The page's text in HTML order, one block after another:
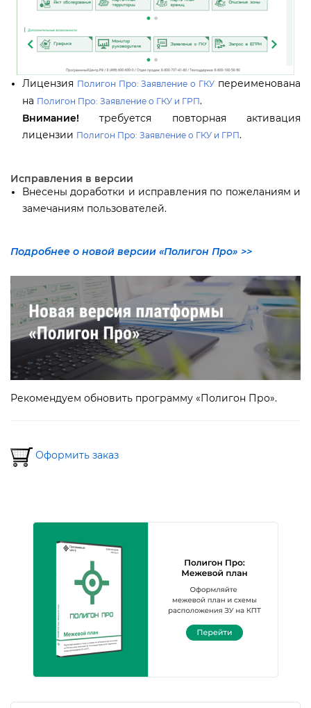
Лицензия Полигон Про: Заявление о ГКУ переименована
на Полигон Про: Заявление о ГКУ и ГРП.
нимание! требуется повторная активация
лицензии Полигон Про: Заявление о ГКУ и ГРП.
Исправления в версии
несены доработки и исправления по пожеланиям и
замечаниям пользователей.
Подробнее о новой версии «Полигон Про» >>
Рекомендуем обновить программу «Полигон Про».
Оформить заказ